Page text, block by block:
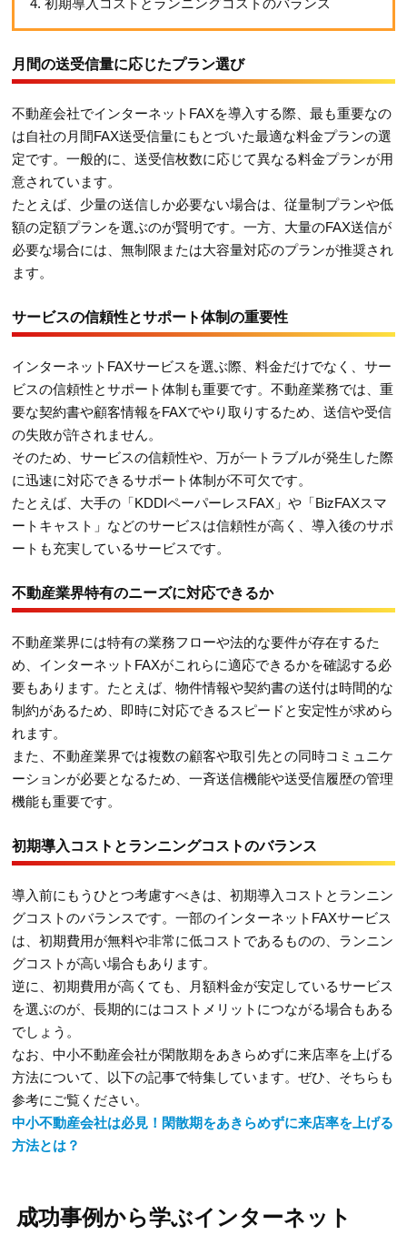
4. 初期導入コストとランニングコストのバランス
月間の送受信量に応じたプラン選び
不動産会社でインターネットFAXを導入する際、最も重要なの
は自社の月間FAX送受信量にもとづいた最適な料金プランの選
定です。一般的に、送受信枚数に応じて異なる料金プランが用
意されています。
たとえば、少量の送信しか必要ない場合は、従量制プランや低
額の定額プランを選ぶのが賢明です。一方、大量のFAX送信が
必要な場合には、無制限または大容量対応のプランが推奨され
ます。
サービスの信頼性とサポート体制の重要性
インターネットFAXサービスを選ぶ際、料金だけでなく、サー
ビスの信頼性とサポート体制も重要です。不動産業務では、重
要な契約書や顧客情報をFAXでやり取りするため、送信や受信
の失敗が許されません。
そのため、サービスの信頼性や、万が一トラブルが発生した際
に迅速に対応できるサポート体制が不可欠です。
たとえば、大手の「KDDIペーパーレスFAX」や「BizFAXスマ
ートキャスト」などのサービスは信頼性が高く、導入後のサポ
ートも充実しているサービスです。
不動産業界特有のニーズに対応できるか
不動産業界には特有の業務フローや法的な要件が存在するた
め、インターネットFAXがこれらに適応できるかを確認する必
要もあります。たとえば、物件情報や契約書の送付は時間的な
制約があるため、即時に対応できるスピードと安定性が求めら
れます。
また、不動産業界では複数の顧客や取引先との同時コミュニケ
ーションが必要となるため、一斉送信機能や送受信履歴の管理
機能も重要です。
初期導入コストとランニングコストのバランス
導入前にもうひとつ考慮すべきは、初期導入コストとランニン
グコストのバランスです。一部のインターネットFAXサービス
は、初期費用が無料や非常に低コストであるものの、ランニン
グコストが高い場合もあります。
逆に、初期費用が高くても、月額料金が安定しているサービス
を選ぶのが、長期的にはコストメリットにつながる場合もある
でしょう。
なお、中小不動産会社が閑散期をあきらめずに来店率を上げる
方法について、以下の記事で特集しています。ぜひ、そちらも
参考にご覧ください。
中小不動産会社は必見！閑散期をあきらめずに来店率を上げる
方法とは？
成功事例から学ぶインターネット